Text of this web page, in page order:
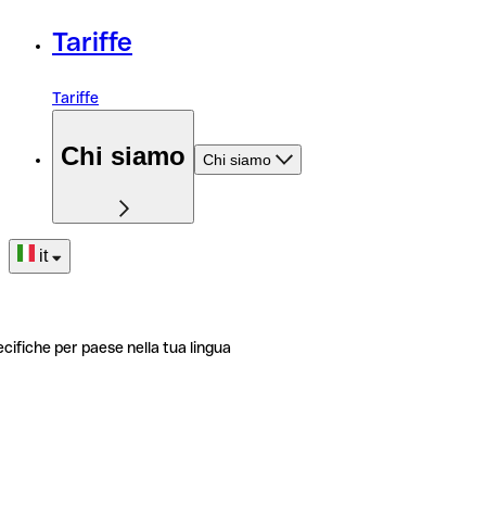
Tariffe
Tariffe
Chi siamo Chi siamo
it
per paese nella tua lingua